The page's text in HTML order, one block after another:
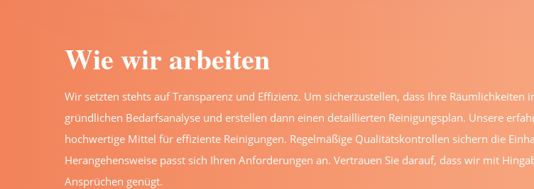
Wie wir arbeiten
Wir setzten stehts auf Transparenz und Effizienz. Um sicherzustellen, dass Ihre
gründlichen Bedarfsanalyse und erstellen dann einen detaillierten Reinigungsplan. Unsere
hochwertige Mittel für effiziente Reinigungen. Regelmäßige Qualitätskontrollen sichern die
Herangehensweise passt sich Ihren Anforderungen an. Vertrauen Sie darauf, dass wir mit
Ansprüchen genügt.